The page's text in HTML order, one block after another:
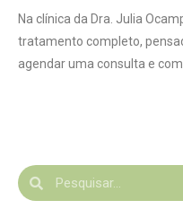
Na clínica da Dra. Julia
tratamento completo,
agendar uma consulta e